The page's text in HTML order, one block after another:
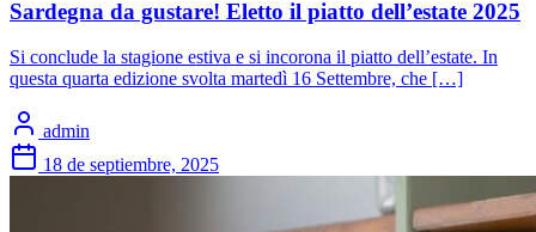
Sardegna da gustare! Eletto il piatto dell’estate 2025
Si conclude la stagione estiva e si incorona il piatto dell’estate. In
questa quarta edizione svolta martedì 16 Settembre, che […]
admin
18 de septiembre, 2025